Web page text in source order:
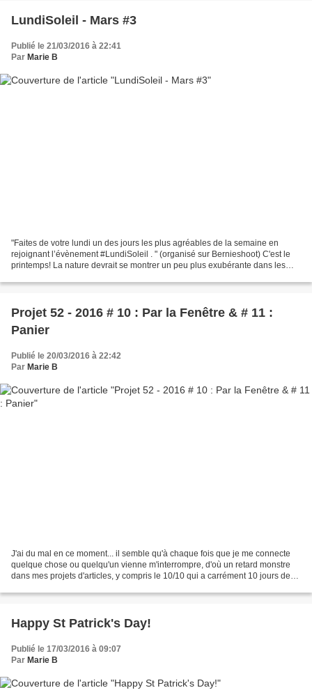
LundiSoleil - Mars #3
Publié le 21/03/2016 à 22:41
Par Marie B
"Faites de votre lundi un des jours les plus agréables de la semaine en
rejoignant l’évènement #LundiSoleil . " (organisé sur Bernieshoot) C'est le
printemps! La nature devrait se montrer un peu plus exubérante dans les
Projet 52 - 2016 # 10 : Par la Fenêtre & # 11 :
Panier
Publié le 20/03/2016 à 22:42
Par Marie B
J'ai du mal en ce moment... il semble qu'à chaque fois que je me connecte
quelque chose ou quelqu'un vienne m'interrompre, d'où un retard monstre
dans mes projets d'articles, y compris le 10/10 qui a carrément 10 jours de
Happy St Patrick's Day!
Publié le 17/03/2016 à 09:07
Par Marie B